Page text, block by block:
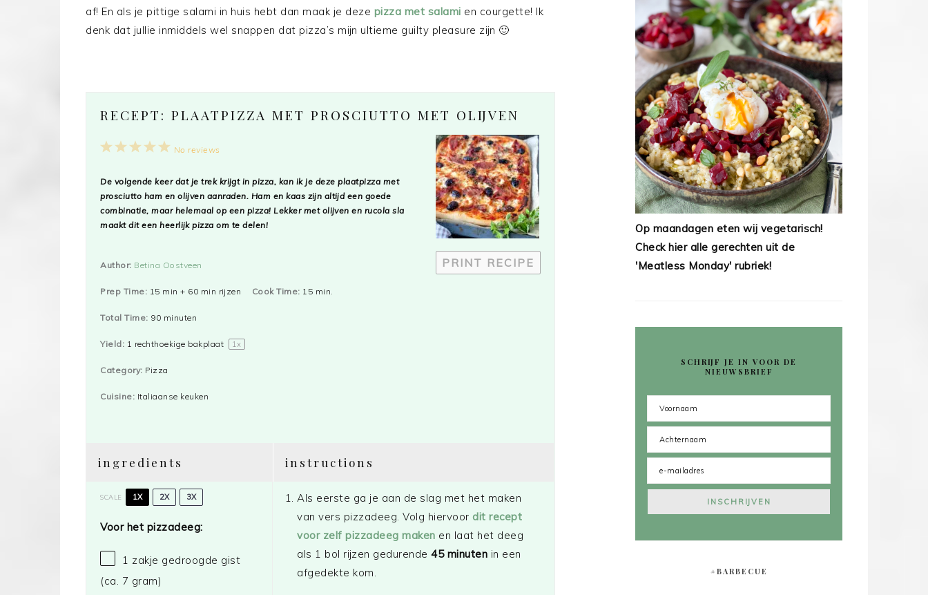
af! En als je pittige salami in huis hebt dan maak je deze pizza met salami en courgette! Ik
denk dat jullie inmiddels wel snappen dat pizza’s mijn ultieme guilty pleasure zijn 🙂
RECEPT: PLAATPIZZA MET PROSCIUTTO MET OLIJVEN
PRINT RECIPE
5
4
3
2
1
No reviews
De volgende keer dat je trek krijgt in pizza, kan ik je deze plaatpizza met
prosciutto ham en olijven aanraden. Ham en kaas zijn altijd een goede
combinatie, maar helemaal op een pizza! Lekker met olijven en rucola sla
maakt dit een heerlijk pizza om te delen!
Author: Betina Oostveen
Prep Time: 15 min + 60 min rijzen Cook Time: 15 min.
Total Time: 90 minuten
Yield: 1 rechthoekige bakplaat 1 x
Category: Pizza
Cuisine: Italiaanse keuken
ingredients
SCALE 1X 2X 3X
Voor het pizzadeeg:
1 zakje gedroogde gist
(ca. 7 gram)
instructions
Als eerste ga je aan de slag met het maken
van vers pizzadeeg. Volg hiervoor dit recept
voor zelf pizzadeeg maken en laat het deeg
als 1 bol rijzen gedurende45 minuten in een
afgedekte kom.
Op maandagen eten wij vegetarisch!
Check hier alle gerechten uit de
'Meatless Monday' rubriek!
SCHRIJF JE IN VOOR DE
NIEUWSBRIEF
#BARBECUE